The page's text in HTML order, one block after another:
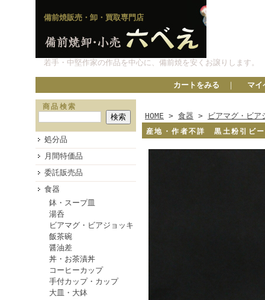
備前焼販売・卸・買取専門店
若手・中堅作家の作品を中心に、備前焼を安くお譲りします。
カートをみる ｜ マイ
商品検索
処分品
月間特価品
委託販売品
食器
鉢・スープ皿
湯呑
ビアマグ・ビアジョッキ
飯茶碗
醤油差
丼・お茶漬丼
コーヒーカップ
手付カップ・カップ
大皿・大鉢
HOME > 食器 > ビアマグ・ビア
産地・作者不詳 黒土粉引ビ